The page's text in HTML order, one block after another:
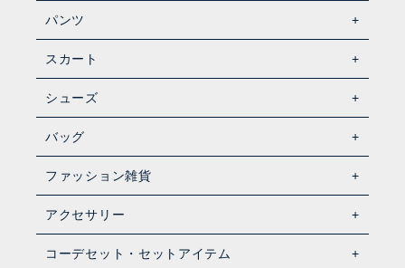
パンツ
スカート
シューズ
バッグ
ファッション雑貨
アクセサリー
コーデセット・セットアイテム